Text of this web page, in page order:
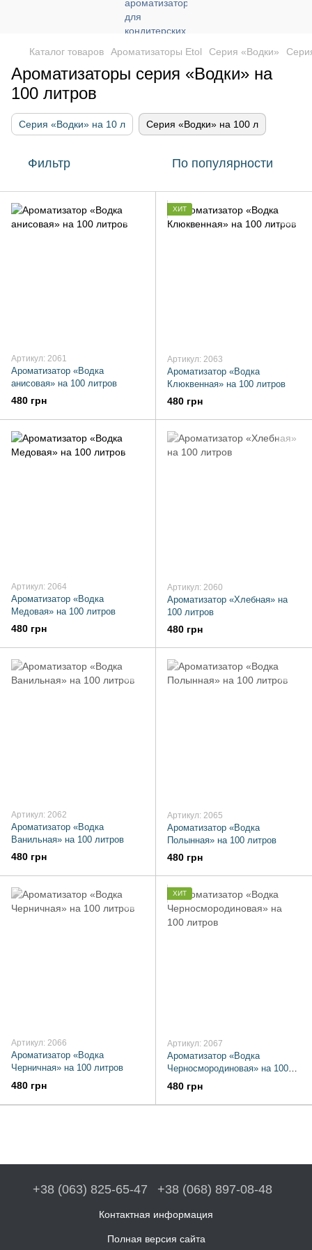
Каталог товаров Ароматизаторы Etol Серия «Водки»
Ароматизаторы серия «Водки» на
100 литров
Серия «Водки» на 10 л Серия «Водки» на 100 л
Фильтр По популярности
Артикул: 2061
Ароматизатор «Водка
анисовая» на 100 литров
480 грн
ХИТ
Артикул: 2063
Ароматизатор «Водка
Клюквенная» на 100 литров
480 грн
Артикул: 2064
Ароматизатор «Водка
Медовая» на 100 литров
480 грн
Артикул: 2060
Ароматизатор «Хлебная» на
100 литров
480 грн
Артикул: 2062
Ароматизатор «Водка
Ванильная» на 100 литров
480 грн
Артикул: 2065
Ароматизатор «Водка
Полынная» на 100 литров
480 грн
Артикул: 2066
Ароматизатор «Водка
Черничная» на 100 литров
480 грн
ХИТ
Артикул: 2067
Ароматизатор «Водка
Черносмородиновая» на 100
литров
480 грн
+38 (063) 825-65-47 +38 (068) 897-08-48
Контактная информация
Полная версия сайта